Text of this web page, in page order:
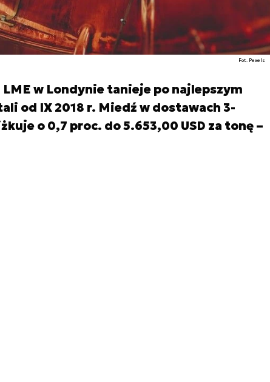
Fot. Pexels
w Londynie tanieje po najlepszym
od IX 2018 r. Miedź w dostawach 3-
o 0,7 proc. do 5.653,00 USD za tonę –